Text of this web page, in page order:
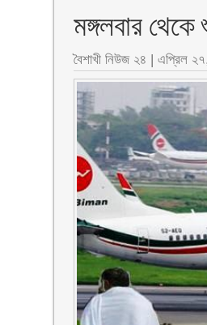
মঙ্গলবার
বৈশাখী নিউজ ২৪ |এপ্রিল